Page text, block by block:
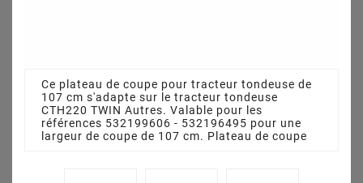
Ce plateau de coupe pour tracteur tondeuse de
107 cm s'adapte sur le tracteur tondeuse
CTH220 TWIN Autres. Valable pour les
références 532199606 - 532196495 pour une
largeur de coupe de 107 cm. Plateau de coupe